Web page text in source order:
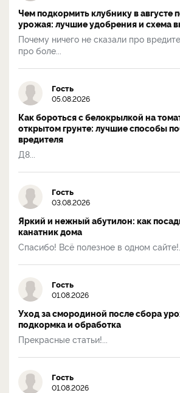
Чем подкормить клубнику в августе
урожая: лучшие удобрения и схема
Почему ничего не сказали про
про боле...
Гость
05.08.2026
Как бороться с белокрылкой на
открытом грунте: лучшие способы
вредителя
Д8...
Гость
03.08.2026
Яркий и нежный абутилон: как
канатник дома
Спасибо! Всё полезное в одном сайте!...
Гость
01.08.2026
Уход за смородиной после сбора
подкормка и обработка
Прекрасные статьи!...
Гость
01.08.2026